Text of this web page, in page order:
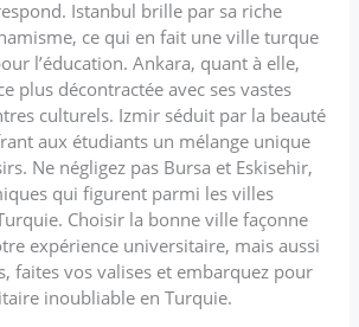
Istanbul brille par sa riche
ce qui en fait une ville turque
l’éducation. Ankara, quant à elle,
plus décontractée avec ses vastes
culturels. Izmir séduit par la beauté
aux étudiants un mélange unique
Ne négligez pas Bursa et Eskisehir,
qui figurent parmi les villes
Choisir la bonne ville façonne
expérience universitaire, mais aussi
faites vos valises et embarquez pour
inoubliable en Turquie.